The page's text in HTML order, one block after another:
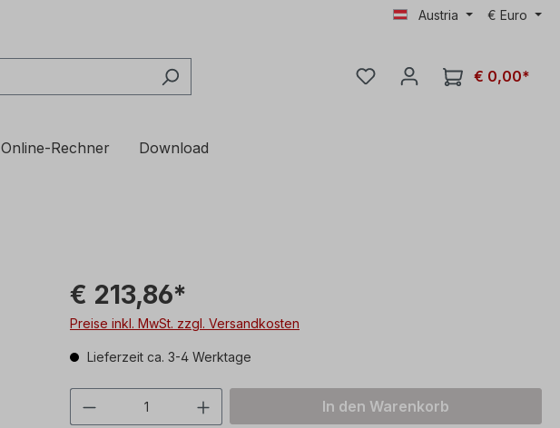
Austria € Euro
€ 0,00*
Online-Rechner Download
€ 213,86*
Preise inkl. MwSt. zzgl. Versandkosten
Lieferzeit ca. 3-4 Werktage
Produkt Anzahl: Gib den gewünschten Wert
In den Warenkorb